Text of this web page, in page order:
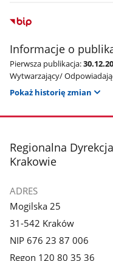
Informacje o
Pierwsza publikacja:
Wytwarzający/
Pokaż historię zmian
stopka
Regionalna
Krakowie
ADRES
Mogilska 25
31-542 Kraków
NIP 676 23 87 006
Regon 120 80 35 36